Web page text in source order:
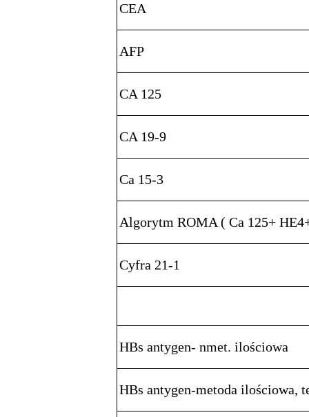
CEA
AFP
CA 125
CA 19-9
Ca 15-3
Algorytm ROMA ( Ca 125+
Cyfra 21-1
HBs antygen- nmet. ilościowa
HBs antygen-metoda ilościowa,